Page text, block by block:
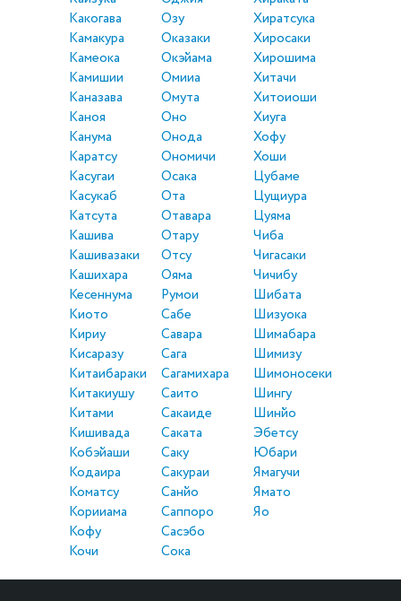
Какогава
Камакура
Камеока
Камишии
Каназава
Каноя
Канума
Каратсу
Касугаи
Касукаб
Катсута
Кашива
Кашивазаки
Кашихара
Кесеннума
Киото
Кириу
Кисаразу
Китаибараки
Китакиушу
Китами
Кишивада
Кобэйаши
Кодаира
Коматсу
Корииама
Кофу
Кочи
Озу
Оказаки
Окэйама
Омииа
Омута
Оно
Онода
Ономичи
Осака
Ота
Отавара
Отару
Отсу
Ояма
Румои
Сабе
Савара
Сага
Сагамихара
Саито
Сакаиде
Саката
Саку
Сакураи
Санйо
Саппоро
Сасэбо
Сока
Хиратсука
Хиросаки
Хирошима
Хитачи
Хитоиоши
Хиуга
Хофу
Хоши
Цубаме
Цущиура
Цуяма
Чиба
Чигасаки
Чичибу
Шибата
Шизуока
Шимабара
Шимизу
Шимоносеки
Шингу
Шинйо
Эбетсу
Юбари
Ямагучи
Ямато
Яо